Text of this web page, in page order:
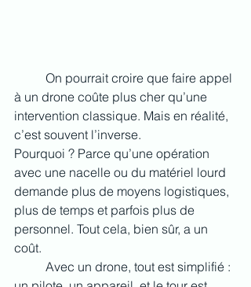
à un drone coûte plus cher qu’une
intervention classique. Mais en réalité,
c’est souvent l’inverse.
Pourquoi ? Parce qu’une opération
avec une nacelle ou du matériel lourd
demande plus de moyens logistiques,
plus de temps et parfois plus de
personnel. Tout cela, bien sûr, a un
coût.